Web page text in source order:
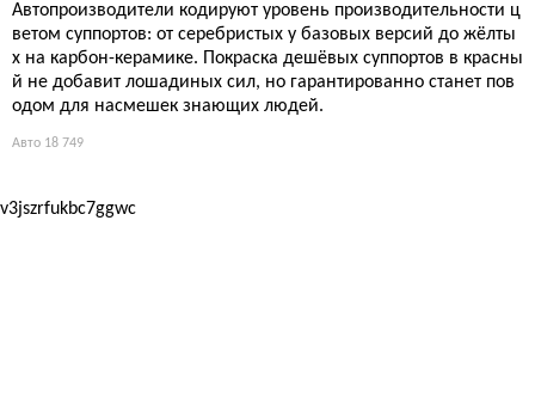
Автопроизводители кодируют уровень производительности ц
ветом суппортов: от серебристых у базовых версий до жёлты
х на карбон-керамике. Покраска дешёвых суппортов в красны
й не добавит лошадиных сил, но гарантированно станет пов
одом для насмешек знающих людей.
Авто 18 749
v3jszrfukbc7ggwc